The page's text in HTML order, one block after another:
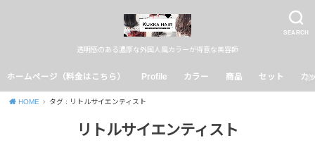
SEARCH
透明感のある濃厚な外国人風カラーが得意な美容師
ホームページ（料金はこちら） Profile カラー 商品 セット カ
HOME タグ : リトルサイエンティスト
リトルサイエンティスト